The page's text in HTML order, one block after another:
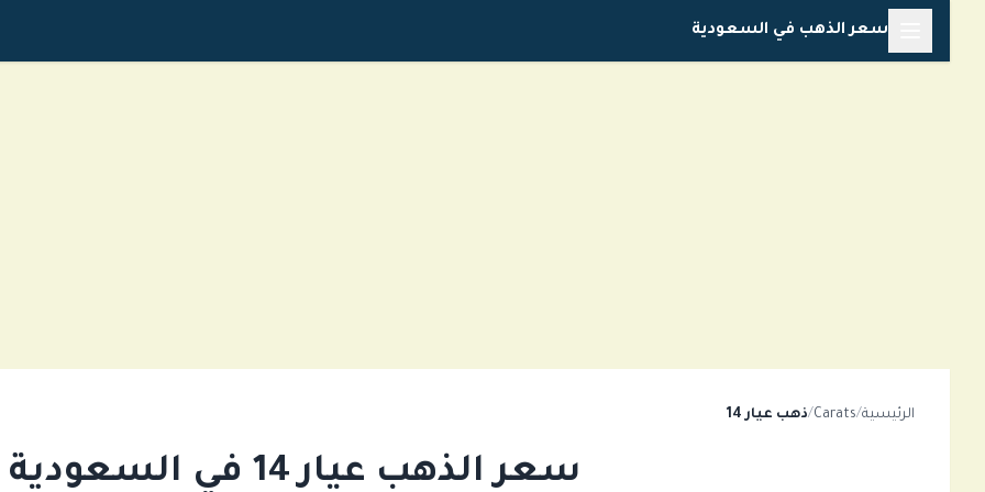
المحتوى
سعر الذهب في السعودية
الرئيسية/
Carats
/ذهب عيار 14
سعر الذهب عيار 14 في السعودية اليوم